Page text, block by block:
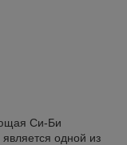
Си-Би
одной из